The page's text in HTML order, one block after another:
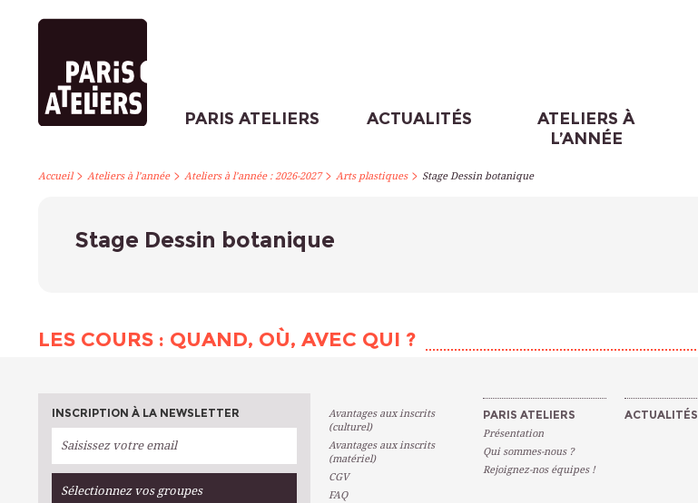
PARIS ATELIERS ACTUALITÉS
ATELIERS À
L’ANNÉE
Accueil> Ateliers à l’année> Ateliers à l’année : 2026-2027> Arts plastiques> Stage Dessin botanique
Stage Dessin botanique
LES COURS : QUAND, OÙ, AVEC QUI ?
INSCRIPTION À LA NEWSLETTER
Sélectionnez vos groupes
Avantages aux inscrits
(culturel)
Avantages aux inscrits
(matériel)
CGV
FAQ
PARIS ATELIERS
Présentation
Qui sommes-nous ?
Rejoignez-nos équipes !
ACTUALITÉS